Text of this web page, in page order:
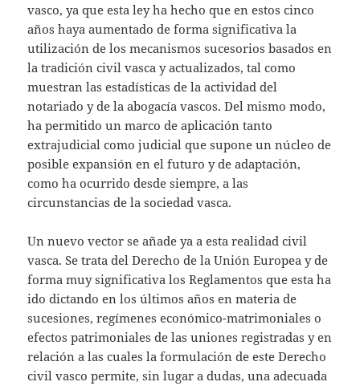
vasco, ya que esta ley ha hecho que en estos cinco
años haya aumentado de forma significativa la
utilización de los mecanismos sucesorios basados en
la tradición civil vasca y actualizados, tal como
muestran las estadísticas de la actividad del
notariado y de la abogacía vascos. Del mismo modo,
ha permitido un marco de aplicación tanto
extrajudicial como judicial que supone un núcleo de
posible expansión en el futuro y de adaptación,
como ha ocurrido desde siempre, a las
circunstancias de la sociedad vasca.
Un nuevo vector se añade ya a esta realidad civil
vasca. Se trata del Derecho de la Unión Europea y de
forma muy significativa los Reglamentos que esta ha
ido dictando en los últimos años en materia de
sucesiones, regímenes económico-matrimoniales o
efectos patrimoniales de las uniones registradas y en
relación a las cuales la formulación de este Derecho
civil vasco permite, sin lugar a dudas, una adecuada